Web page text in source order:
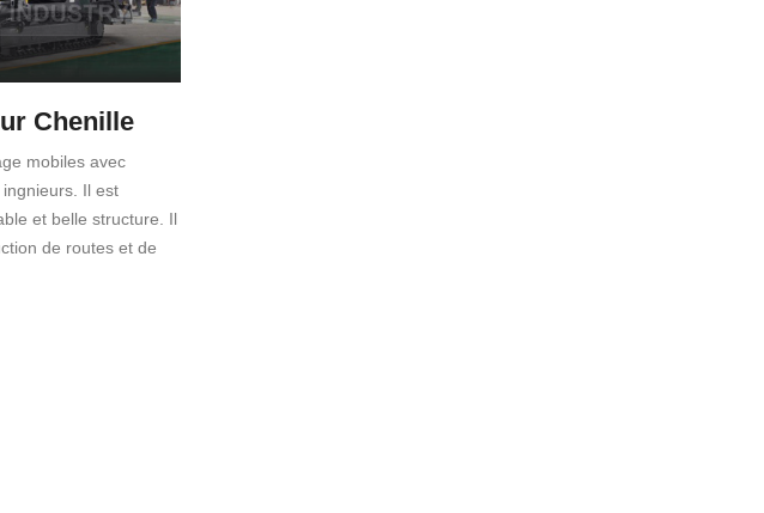
Chenille
mobiles avec
Il est
et belle structure. Il
de routes et de